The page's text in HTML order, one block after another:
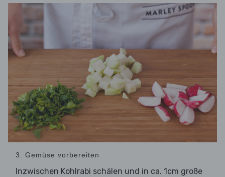
3. Gemüse vorbereiten
Inzwischen Kohlrabi schälen und in ca. 1cm große